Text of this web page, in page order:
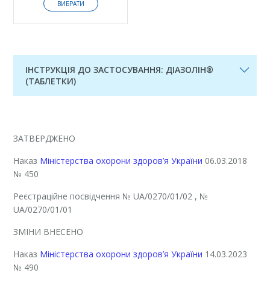
ВИБРАТИ
ІНСТРУКЦІЯ ДО ЗАСТОСУВАННЯ: ДІАЗОЛІН®
(ТАБЛЕТКИ)
ЗАТВЕРДЖЕНО
Наказ Міністерства охорони здоров’я України 06.03.2018
№ 450
Реєстраційне посвідчення № UA/0270/01/02 , №
UA/0270/01/01
ЗМІНИ ВНЕСЕНО
Наказ Міністерства охорони здоров’я України 14.03.2023
№ 490